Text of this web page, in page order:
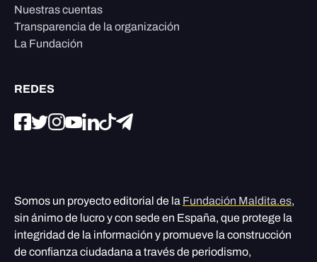
Nuestras cuentas
Transparencia de la organización
La Fundación
REDES
Somos un proyecto editorial de la Fundación Maldita.es,
sin ánimo de lucro y con sede en España, que protege la
integridad de la información y promueve la construcción
de confianza ciudadana a través de periodismo,